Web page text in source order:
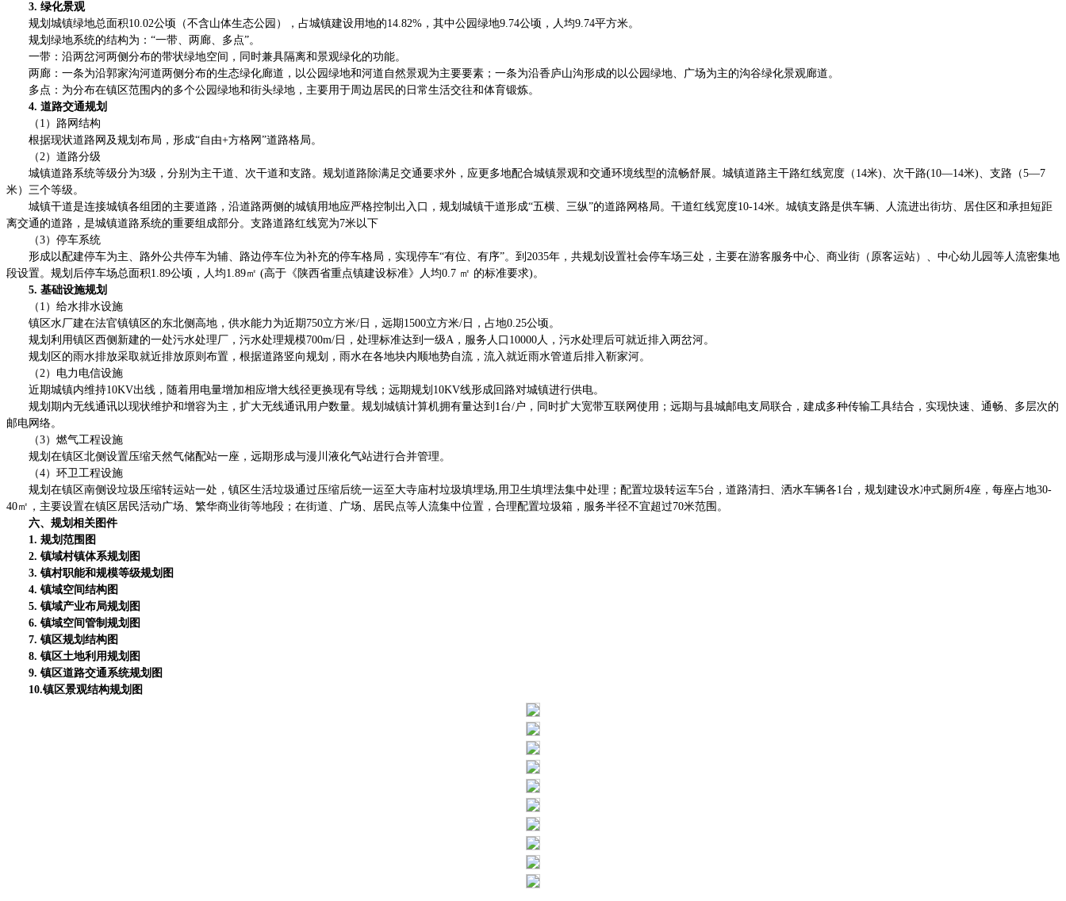
3. 绿化景观
规划城镇绿地总面积10.02公顷（不含山体生态公园），占城镇建设用地的14.82%，其中公园绿地9.74公顷，人均9.74平方米。
规划绿地系统的结构为：“一带、两廊、多点”。
一带：沿两岔河两侧分布的带状绿地空间，同时兼具隔离和景观绿化的功能。
两廊：一条为沿郭家沟河道两侧分布的生态绿化廊道，以公园绿地和河道自然景观为主要要素；一条为沿香庐山沟形成的以公园绿地、广场为主的沟谷绿化景观廊道。
多点：为分布在镇区范围内的多个公园绿地和街头绿地，主要用于周边居民的日常生活交往和体育锻炼。
4. 道路交通规划
（1）路网结构
根据现状道路网及规划布局，形成“自由+方格网”道路格局。
（2）道路分级
城镇道路系统等级分为3级，分别为主干道、次干道和支路。规划道路除满足交通要求外，应更多地配合城镇景观和交通环境线型的流畅舒展。城镇道路主干路红线宽度（14米)、次干路(10—14米)、支路（5—7
米）三个等级。
城镇干道是连接城镇各组团的主要道路，沿道路两侧的城镇用地应严格控制出入口，规划城镇干道形成“五横、三纵”的道路网格局。干道红线宽度10-14米。城镇支路是供车辆、人流进出街坊、居住区和承担短距
离交通的道路，是城镇道路系统的重要组成部分。支路道路红线宽为7米以下
（3）停车系统
形成以配建停车为主、路外公共停车为辅、路边停车位为补充的停车格局，实现停车“有位、有序”。到2035年，共规划设置社会停车场三处，主要在游客服务中心、商业街（原客运站）、中心幼儿园等人流密集地
段设置。规划后停车场总面积1.89公顷，人均1.89㎡ (高于《陕西省重点镇建设标准》人均0.7 ㎡ 的标准要求)。
5. 基础设施规划
（1）给水排水设施
镇区水厂建在法官镇镇区的东北侧高地，供水能力为近期750立方米/日，远期1500立方米/日，占地0.25公顷。
规划利用镇区西侧新建的一处污水处理厂，污水处理规模700m/日，处理标准达到一级A，服务人口10000人，污水处理后可就近排入两岔河。
规划区的雨水排放采取就近排放原则布置，根据道路竖向规划，雨水在各地块内顺地势自流，流入就近雨水管道后排入靳家河。
（2）电力电信设施
近期城镇内维持10KV出线，随着用电量增加相应增大线径更换现有导线；远期规划10KV线形成回路对城镇进行供电。
规划期内无线通讯以现状维护和增容为主，扩大无线通讯用户数量。规划城镇计算机拥有量达到1台/户，同时扩大宽带互联网使用；远期与县城邮电支局联合，建成多种传输工具结合，实现快速、通畅、多层次的
邮电网络。
（3）燃气工程设施
规划在镇区北侧设置压缩天然气储配站一座，远期形成与漫川液化气站进行合并管理。
（4）环卫工程设施
规划在镇区南侧设垃圾压缩转运站一处，镇区生活垃圾通过压缩后统一运至大寺庙村垃圾填埋场,用卫生填埋法集中处理；配置垃圾转运车5台，道路清扫、洒水车辆各1台，规划建设水冲式厕所4座，每座占地30-
40㎡，主要设置在镇区居民活动广场、繁华商业街等地段；在街道、广场、居民点等人流集中位置，合理配置垃圾箱，服务半径不宜超过70米范围。
六、规划相关图件
1. 规划范围图
2. 镇域村镇体系规划图
3. 镇村职能和规模等级规划图
4. 镇域空间结构图
5. 镇域产业布局规划图
6. 镇域空间管制规划图
7. 镇区规划结构图
8. 镇区土地利用规划图
9. 镇区道路交通系统规划图
10.镇区景观结构规划图